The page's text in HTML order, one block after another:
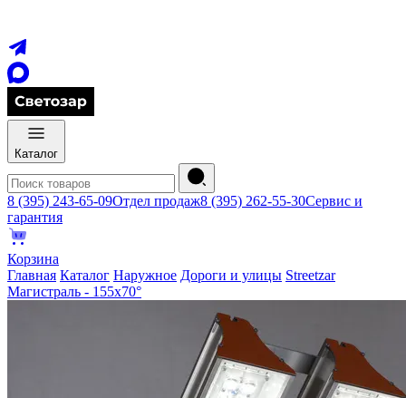
Каталог
8 (395) 243-65-09Отдел продаж8 (395) 262-55-30Сервис и
гарантия
Корзина
Главная Каталог Наружное Дороги и улицы Streetzar
Магистраль - 155х70°